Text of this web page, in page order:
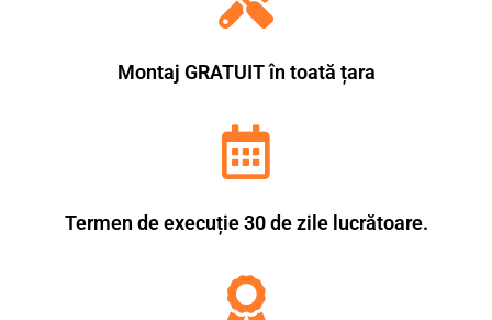
Montaj GRATUIT în toată țara
Termen de execuție 30 de zile lucrătoare.